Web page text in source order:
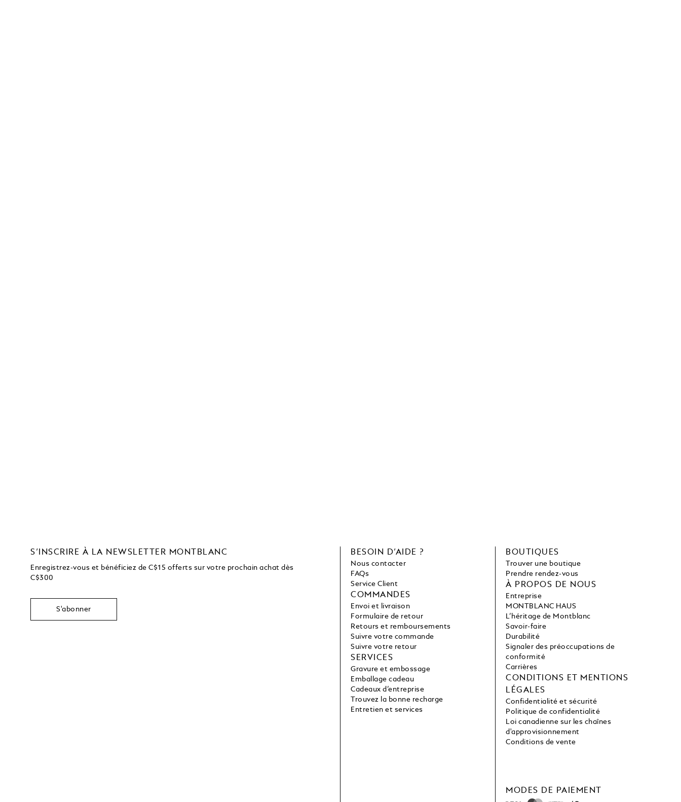
S’INSCRIRE À LA NEWSLETTER MONTBLANC
Enregistrez-vous et bénéficiez de C$15 offerts sur votre prochain achat dès
C$300
S'abonner
MODES DE PAIEMENT
BESOIN D’AIDE ?
Nous contacter
FAQs
Service Client
COMMANDES
Envoi et livraison
Formulaire de retour
Retours et remboursements
Suivre votre commande
Suivre votre retour
SERVICES
Gravure et embossage
Emballage cadeau
Cadeaux d’entreprise
Trouvez la bonne recharge
Entretien et services
BOUTIQUES
Trouver une boutique
Prendre rendez-vous
À PROPOS DE NOUS
Entreprise
MONTBLANC HAUS
L’héritage de Montblanc
Savoir-faire
Durabilité
Signaler des préoccupations de
conformité
Carrières
CONDITIONS ET MENTIONS
LÉGALES
Confidentialité et sécurité
Politique de confidentialité
Loi canadienne sur les chaînes
d'approvisionnement
Conditions de vente